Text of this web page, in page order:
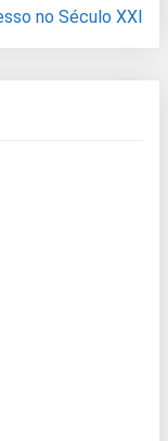
no Século XXI